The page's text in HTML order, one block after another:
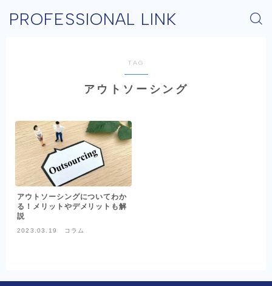
PROFESSIONAL LINK
TAG
アウトソーシング
アウトソーシングについてわか
る！メリットやデメリットも解
説
2023.03.19 コラム